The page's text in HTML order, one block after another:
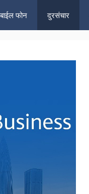
फोन दुरसंचार